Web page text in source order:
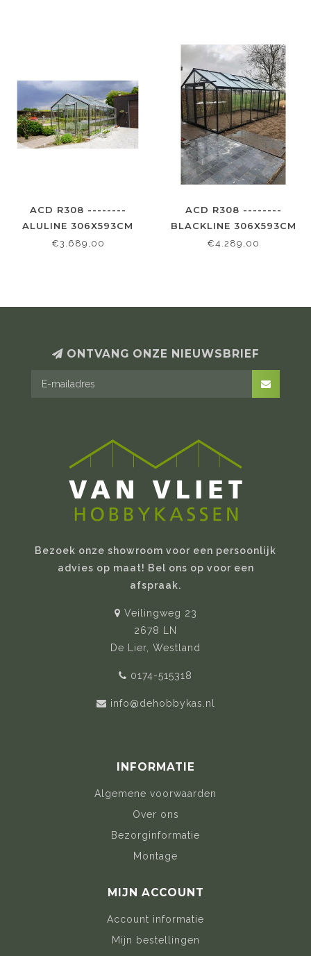
ACD R308 --------
ALULINE 306X593CM
€3.689,00
ACD R308 --------
BLACKLINE 306X593CM
€4.289,00
ONTVANG ONZE NIEUWSBRIEF
Bezoek onze showroom voor een persoonlijk
advies op maat! Bel ons op voor een
afspraak.
Veilingweg 23
2678 LN
De Lier, Westland
0174-515318
info@dehobbykas.nl
INFORMATIE
Algemene voorwaarden
Over ons
Bezorginformatie
Montage
MIJN ACCOUNT
Account informatie
Mijn bestellingen